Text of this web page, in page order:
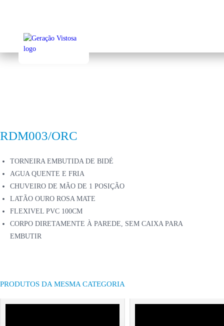
RDM003/ORC
TORNEIRA EMBUTIDA DE BIDÉ
AGUA QUENTE E FRIA
CHUVEIRO DE MÃO DE 1 POSIÇÃO
LATÃO OURO ROSA MATE
FLEXIVEL PVC 100CM
CORPO DIRETAMENTE À PAREDE, SEM CAIXA PARA
EMBUTIR
PRODUTOS DA MESMA CATEGORIA